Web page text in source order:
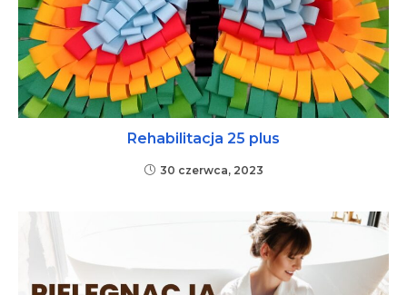
Rehabilitacja 25 plus
30 czerwca, 2023